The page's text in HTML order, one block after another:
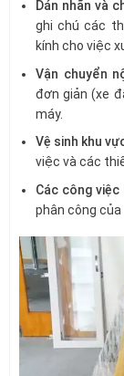
Dán nhãn và
ghi chú các
kính cho việc
Vận chuyển
đơn giản (xe
máy.
Vệ sinh khu
việc và các
Các công việc
phân công của